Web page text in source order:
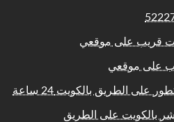
قريب على موقعي
على موقعي
الطريق بالكويت 24 ساعة
بالكويت على الطريق